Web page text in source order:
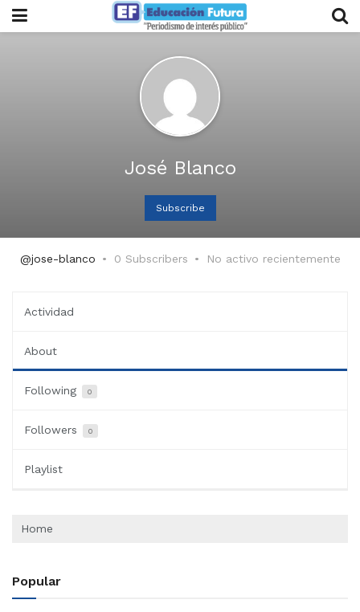
José Blanco
Subscribe
@jose-blanco 0 Subscribers No activo recientemente
Actividad
About
Following 0
Followers 0
Playlist
Home
Popular